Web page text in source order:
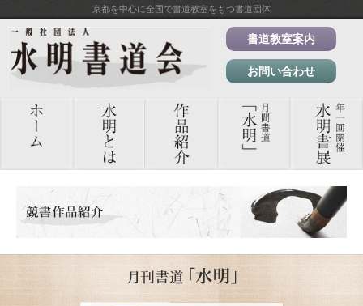
京都を中心に全国で書道教室をもつ書道団体
書道教室案内
お問い合わせ